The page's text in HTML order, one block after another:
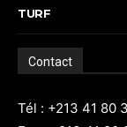
TURF
Contact
Tél : +213 41 80